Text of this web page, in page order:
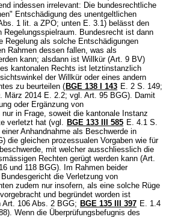
indessen irrelevant: Die bundesrechtliche
Entschädigung des unentgeltlichen
1 lit. a ZPO; unten E. 3.1) belässt den
Regelungsspielraum. Bundesrecht ist dann
Regelung als solche Entschädigungen
Rahmen dessen fallen, was als
kann; alsdann ist Willkür (Art. 9 BV)
kantonalen Rechts ist letztinstanzlich
der Willkür oder eines andern
zu beurteilen ( BGE 138 I 143 E. 2 S. 149;
März 2014 E. 2.2; vgl. Art. 95 BGG). Damit
oder Ergänzung von
in Frage, soweit die kantonale Instanz
verletzt hat (vgl. BGE 133 III 585 E. 4.1 S.
Anhandnahme als Beschwerde in
) die gleichen prozessualen Vorgaben wie für
mit welcher ausschliesslich die
Rechten gerügt werden kann (Art.
und 118 BGG). Im Rahmen beider
die Verletzung von
zudem nur insofern, als eine solche Rüge
und begründet worden ist
Art. 106 Abs. 2 BGG; BGE 135 III 397 E. 1.4
Wenn die Überprüfungsbefugnis des